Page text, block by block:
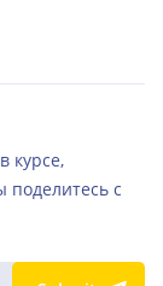
курсе,
с